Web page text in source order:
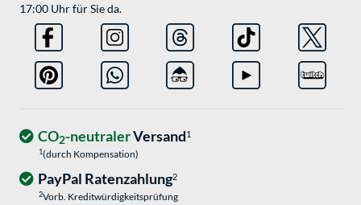
17:00 Uhr für Sie da.
CO2-neutralerVersand1
1(durch Kompensation)
PayPal Ratenzahlung2
2Vorb. Kreditwürdigkeitsprüfung